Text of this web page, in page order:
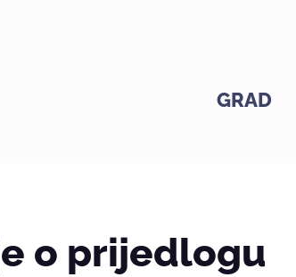
GRAD
o prijedlogu